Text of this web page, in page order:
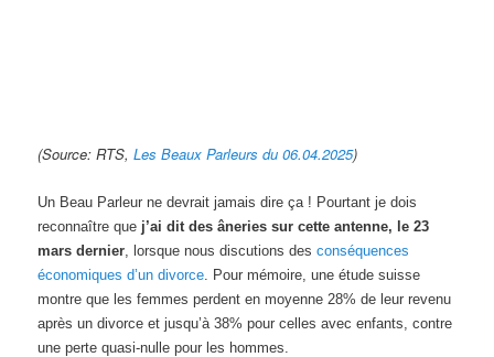
(Source: RTS,Les Beaux Parleurs du 06.04.2025)
Un Beau Parleur ne devrait jamais dire ça ! Pourtant je dois
reconnaître que j’ai dit des âneries sur cette antenne, le 23
mars dernier , lorsque nous discutions desconséquences
économiques d’un divorce . Pour mémoire, une étude suisse
montre que les femmes perdent en moyenne 28% de leur revenu
après un divorce et jusqu’à 38% pour celles avec enfants, contre
une perte quasi-nulle pour les hommes.